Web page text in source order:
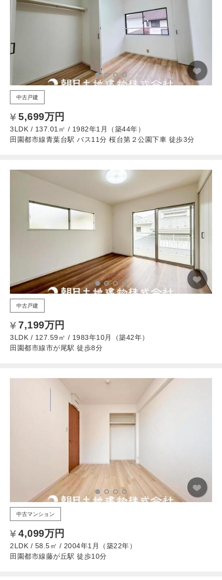
中古戸建
5,699万円
3LDK / 137.01㎡ / 1982年1月（築44年）
田園都市線青葉台駅 バス11分 桜台第２公園下車 徒歩3分
中古戸建
7,199万円
3LDK / 127.59㎡ / 1983年10月（築42年）
田園都市線市が尾駅 徒歩8分
中古マンション
4,099万円
2LDK / 58.5㎡ / 2004年1月（築22年）
田園都市線藤が丘駅 徒歩10分